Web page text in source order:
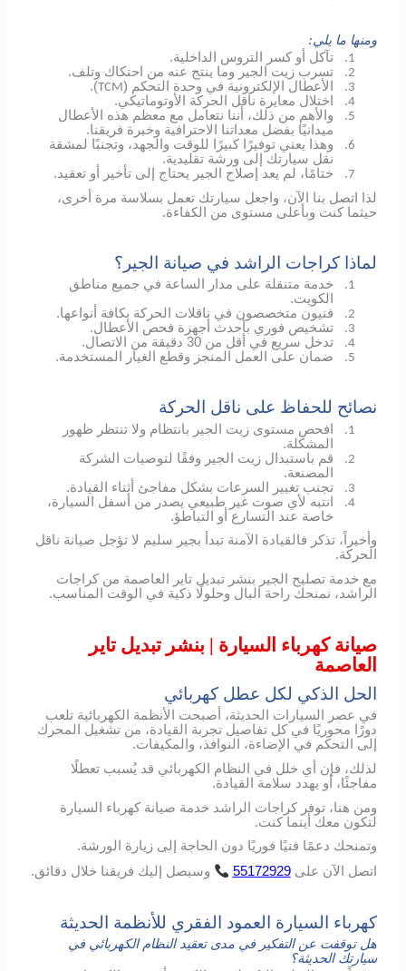
ومنها ما يلي:
1. تآكل أو كسر التروس الداخلية.
2. تسرب زيت الجير وما ينتج عنه من احتكاك وتلف.
3. الأعطال الإلكترونية في وحدة التحكم (TCM
).
4. اختلال معايرة ناقل الحركة الأوتوماتيكي.
5.
والأهم من ذلك، أننا نتعامل مع معظم هذه الأعطال
ميدانيًا بفضل معداتنا الاحترافية وخبرة فريقنا.
6.
وهذا يعني توفيرًا كبيرًا للوقت والجهد، وتجنبًا لمشقة
نقل سيارتك إلى ورشة تقليدية.
7.
ختامًا، لم يعد إصلاح الجير يحتاج إلى تأخير أو تعقيد.
لذا اتصل بنا الآن، واجعل سيارتك تعمل بسلاسة مرة أخرى،
حيثما كنت وبأعلى مستوى من الكفاءة.
لماذا كراجات الراشد في صيانة الجير؟
1.
خدمة متنقلة على مدار الساعة في جميع مناطق
الكويت.
2. فنيون متخصصون في ناقلات الحركة بكافة أنواعها.
3. تشخيص فوري بأحدث أجهزة فحص الأعطال.
4. تدخل سريع في أقل من 30 دقيقة من الاتصال.
5. ضمان على العمل المنجز وقطع الغيار المستخدمة.
نصائح للحفاظ على ناقل الحركة
1.
افحص مستوى زيت الجير بانتظام ولا تنتظر ظهور
المشكلة.
2.
قم باستبدال زيت الجير وفقًا لتوصيات الشركة
المصنعة.
3. تجنب تغيير السرعات بشكل مفاجئ أثناء القيادة.
4.
انتبه لأي صوت غير طبيعي يصدر من أسفل السيارة،
خاصة عند التسارع أو التباطؤ.
وأخيراً، تذكر فالقيادة الآمنة تبدأ بجير سليم لا تؤجل صيانة ناقل
الحركة.
مع خدمة تصليح الجير بنشر تبديل تاير العاصمة من كراجات
الراشد، نمنحك راحة البال وحلولًا ذكية في الوقت المناسب.
صيانة كهرباء السيارة | بنشر تبديل تاير
العاصمة
الحل الذكي لكل عطل كهربائي
في عصر السيارات الحديثة، أصبحت الأنظمة الكهربائية تلعب
دورًا محوريًا في كل تفاصيل تجربة القيادة، من تشغيل المحرك
إلى التحكم في الإضاءة، النوافذ، والمكيفات.
لذلك، فإن أي خلل في النظام الكهربائي قد يُسبب تعطلًا
مفاجئًا، أو يهدد سلامة القيادة.
ومن هنا، توفر كراجات الراشد خدمة صيانة كهرباء السيارة
لتكون معك أينما كنت.
وتمنحك دعمًا فنيًا فوريًا دون الحاجة إلى زيارة الورشة.
اتصل
الآن على 55172929 وسيصل إليك فريقنا خلال دقائق.
كهرباء السيارة العمود الفقري للأنظمة الحديثة
هل توقفت عن التفكير في مدى تعقيد النظام الكهربائي في
سيارتك الحديثة؟